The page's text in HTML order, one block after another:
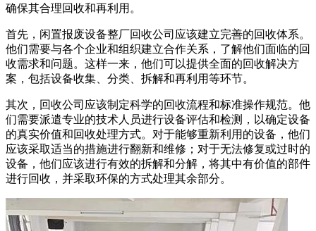
确保其合理回收和再利用。
首先，闲置报废设备整厂回收公司应该建立完善的回收体系。
他们需要与各个企业和组织建立合作关系，了解他们面临的回
收需求和问题。这样一来，他们可以提供全面的回收解决方
案，包括设备收集、分类、拆解和再利用等环节。
其次，回收公司应该制定科学的回收流程和标准操作规范。他
们需要派遣专业的技术人员进行设备评估和检测，以确定设备
的真实价值和回收处理方式。对于能够重新利用的设备，他们
应该采取适当的措施进行翻新和维修；对于无法修复或过时的
设备，他们应该进行有效的拆解和分解，将其中有价值的部件
进行回收，并采取环保的方式处理其余部分。